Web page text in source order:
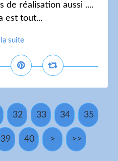
de réalisation aussi ....
est tout...
la suite
32 33 34 35
39 40 50
60
70
80
90
100
200
300
400
> >>